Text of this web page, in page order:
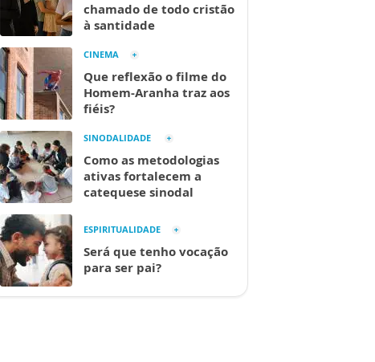
chamado de todo cristão
à santidade
CINEMA
Que reflexão o filme do
Homem-Aranha traz aos
fiéis?
SINODALIDADE
Como as metodologias
ativas fortalecem a
catequese sinodal
ESPIRITUALIDADE
Será que tenho vocação
para ser pai?